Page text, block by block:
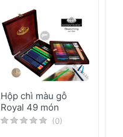
Hộp chì màu gỗ
Royal 49 món
(0)